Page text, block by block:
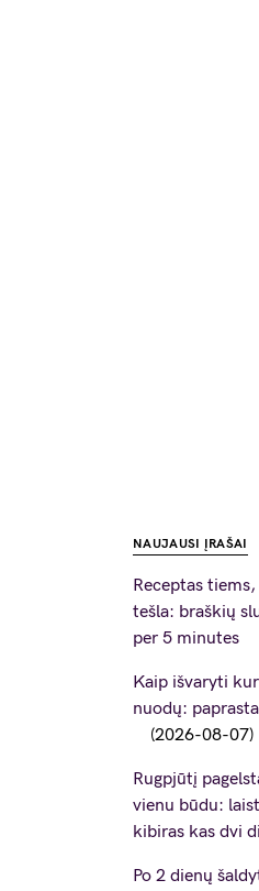
NAUJAUSI ĮRAŠAI
Receptas
tešla: braškių
per 5 minutes
Kaip išvaryti
nuodų:
2026-08-07
Rugpjūtį
vienu būdu:
kibiras kas dvi
Po 2 dienų